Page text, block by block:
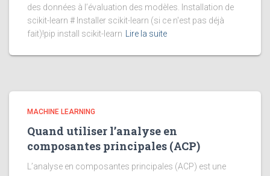
des données à l’évaluation des modèles. Installation de
scikit-learn # Installer scikit-learn (si ce n'est pas déjà
fait)!pip install scikit-learn Lire la suite
MACHINE LEARNING
Quand utiliser l’analyse en
composantes principales (ACP)
L’analyse en composantes principales (ACP) est une